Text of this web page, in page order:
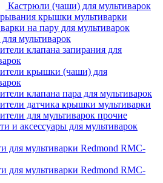
Кастрюли (чаши) для мультиварок
крышки мультиварки
на пару для мультиварок
мультиварок
клапана запирания для
крышки (чаши) для
клапана пара для мультиварок
датчика крышки мультиварки
для мультиварок прочие
и аксессуары для мультиварок
для мультиварки Redmond RMC-
для мультиварки Redmond RMC-